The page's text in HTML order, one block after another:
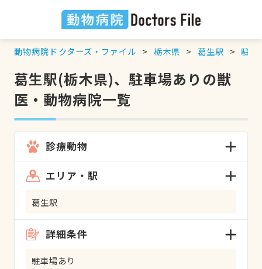
動物病院ドクターズ・ファイル 栃木県 葛生駅 駐車
葛生駅(栃木県)、駐車場ありの獣
医・動物病院一覧
診療動物
エリア・駅
葛生駅
詳細条件
駐車場あり